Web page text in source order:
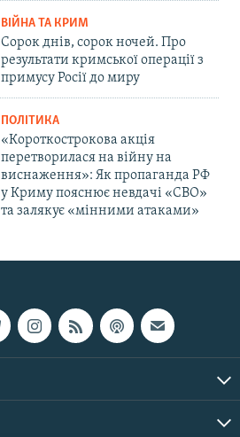
ВІЙНА ТА КРИМ
Сорок днів, сорок ночей. Про
результати кримської операції з
примусу Росії до миру
ПОЛІТИКА
«Короткострокова акція
перетворилася на війну на
виснаження»: Як пропаганда РФ
у Криму пояснює невдачі «СВО»
та залякує «мінними атаками»